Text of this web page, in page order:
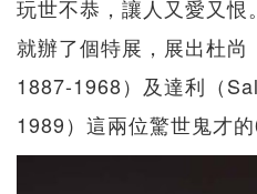
玩世不恭，讓人又愛又
就辦了個特展，展出杜尚
1887-1968）及達利（
1989）這兩位驚世鬼才的